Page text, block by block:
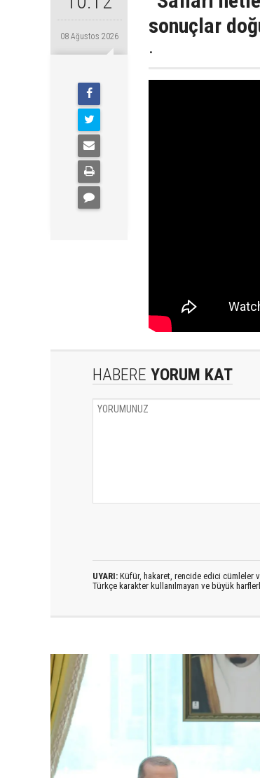
08 Ağustos 2026
sonuçlar
.
HABERE YORUM KAT
UYARI: Küfür, hakaret, rencide edici cümleler
Türkçe karakter kullanılmayan ve büyük